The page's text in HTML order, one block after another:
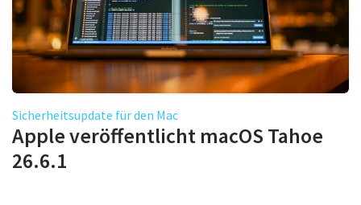
Sicherheitsupdate für den Mac
Apple veröffentlicht macOS Tahoe
26.6.1